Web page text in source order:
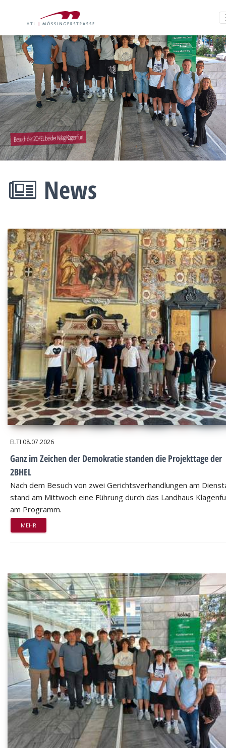
Besuch der 2CHEL bei der Kelag Klagenfurt
News
ELTI 08.07.2026
Ganz im Zeichen der Demokratie standen die Projekttage der
2BHEL
Nach dem Besuch von zwei Gerichtsverhandlungen am
stand am Mittwoch eine Führung durch das Landhaus
am Programm.
MEHR